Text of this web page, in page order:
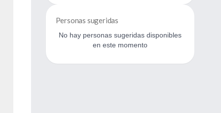
Personas sugeridas
No hay personas sugeridas disponibles
en este momento